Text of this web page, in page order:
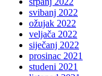
svibanj 2022
ožujak 2022
veljača 2022
siječanj 2022
prosinac 2021
studeni 2021